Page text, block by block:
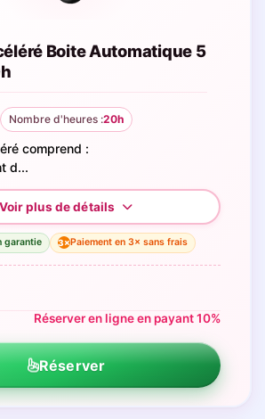
Boite Automatique 5
Nombre d'heures :20h
comprend :
d...
garantie 3×Paiement en 3× sans frais
Réserver en ligne en payant 10%
Réserver